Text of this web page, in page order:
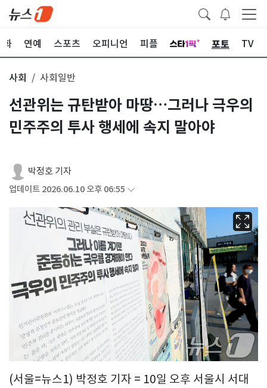
화 연예 스포츠 오피니언 피플 포토 TV
사회 사회일반
선관위는 규탄받아 마땅…그러나 극우의
민주주의 투사 행세에 속지 말아야
박정호 기자
업데이트 2026.06.10 오후 06:55
(서울=뉴스1) 박정호 기자 = 10일 오후 서울시 서대